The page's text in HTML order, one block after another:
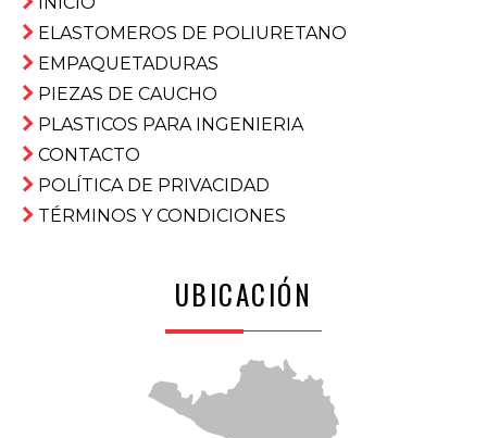
ELASTOMEROS DE POLIURETANO
EMPAQUETADURAS
PIEZAS DE CAUCHO
PLASTICOS PARA INGENIERIA
CONTACTO
POLÍTICA DE PRIVACIDAD
TÉRMINOS Y CONDICIONES
UBICACIÓN